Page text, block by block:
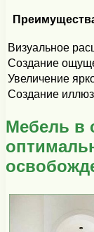
Визуальное
Создание
Увеличение
Создание
Мебель в